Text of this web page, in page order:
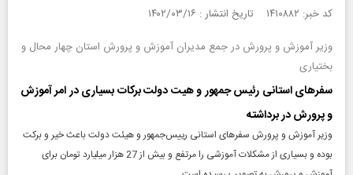
کد خبر: ۱۴۱۰۸۸۲ تاریخ انتشار : ۱۴۰۲/۰۳/۱۶
وزیر آموزش و پرورش در جمع مدیران آموزش و پرورش استان چهار محال و
بختیاری
سفرهای استانی رئیس جمهور و هیت دولت برکات بسیاری در امر آموزش
و پرورش در برداشته
وزیر آموزش و پرورش سفرهای استانی رییس‌جمهور و هیئت دولت باعث خیر و برکت
بوده و بسیاری از مشکلات آموزشی را مرتفع و بیش از 27 هزار میلیارد تومان برای